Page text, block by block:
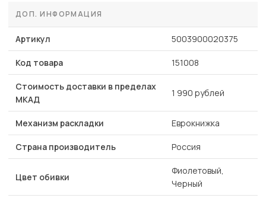
ДОП. ИНФОРМАЦИЯ
Артикул 5003900020375
Код товара 151008
Стоимость доставки в пределах
МКАД
1 990 рублей
Механизм раскладки Еврокнижка
Страна производитель Россия
Цвет обивки
Фиолетовый,
Черный